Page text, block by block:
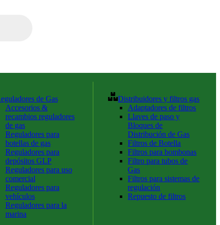
de Gas
Accesorios &
recambios reguladores
de gas
Reguladores para
botellas de gas
Reguladores para
depósitos GLP
Reguladores para uso
comercial
Reguladores para
vehículos
Reguladores para la
marina
Distribuidores y filtros gas
Adaptadores de filtros
Llaves de paso y
Bloques de
Distribución de Gas
Filtros de Botella
Filtros para bombonas
Filtro para tubos de
Gas
Filtros para sistemas de
regulación
Repuesto de filtros